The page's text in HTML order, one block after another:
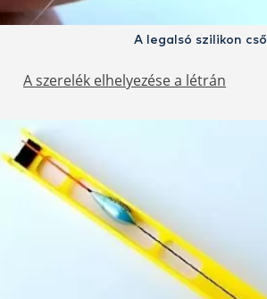
A legalsó szilikon cső
A szerelék elhelyezése a létrán